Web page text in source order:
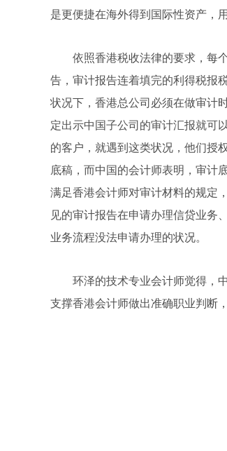
是更便捷在海外得到国际性资产，
依照香港税收法律的要求，每
告，审计报告连着填完的利得税报
状况下，香港总公司必须在做审计
定出示中国子公司的审计汇报就可
的客户，就遇到这类状况，他们授
底稿，而中国的会计师表明，审计
满足香港会计师对审计材料的规定
见的审计报告在申请办理信贷业务
业务流程没法申请办理的状况。
环泽的技术专业会计师觉得，
支撑香港会计师做出准确职业判断